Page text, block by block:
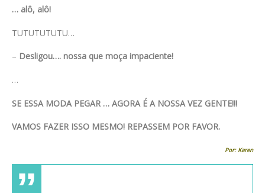
… alô, alô!
TUTUTUTUTU…
– Desligou…. nossa que moça impaciente!
…
SE ESSA MODA PEGAR … AGORA É A NOSSA VEZ GENTE!!!
VAMOS FAZER ISSO MESMO! REPASSEM POR FAVOR.
Por: Karen